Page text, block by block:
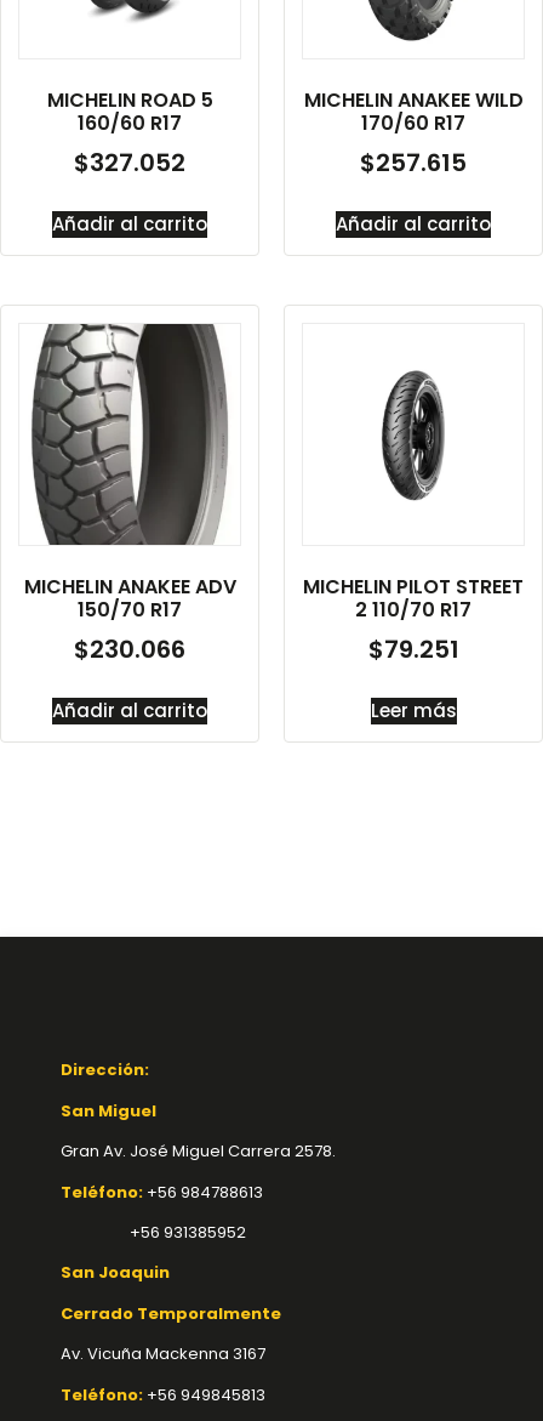
MICHELIN ROAD 5
160/60 R17
$327.052
Añadir al carrito
MICHELIN ANAKEE WILD
170/60 R17
$257.615
Añadir al carrito
MICHELIN ANAKEE ADV
150/70 R17
$230.066
Añadir al carrito
MICHELIN PILOT STREET
2 110/70 R17
$79.251
Leer más
Dirección:
San Miguel
Gran Av. José Miguel Carrera 2578.
Teléfono: +56 984788613
+56 931385952
San Joaquin
Cerrado Temporalmente
Av. Vicuña Mackenna 3167
Teléfono: +56 949845813